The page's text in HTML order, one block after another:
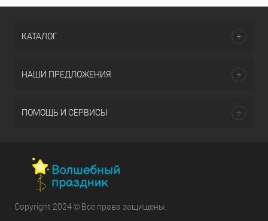
КАТАЛОГ
НАШИ ПРЕДЛОЖЕНИЯ
ПОМОЩЬ И СЕРВИСЫ
Copyright 2024 © Все права защищены.